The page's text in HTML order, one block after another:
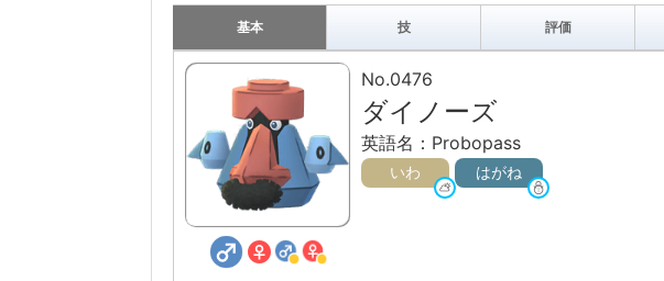
基本 技 評価
No.0476
ダイノーズ
英語名：Probopass
いわ はがね